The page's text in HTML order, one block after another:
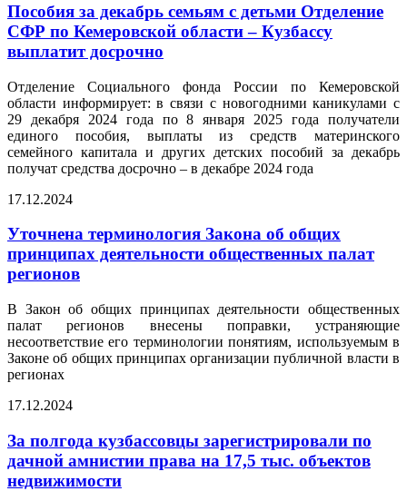
Пособия за декабрь семьям с детьми Отделение
СФР по Кемеровской области – Кузбассу
выплатит досрочно
Отделение Социального фонда России по Кемеровской
области информирует: в связи с новогодними каникулами с
29 декабря 2024 года по 8 января 2025 года получатели
единого пособия, выплаты из средств материнского
семейного капитала и других детских пособий за декабрь
получат средства досрочно – в декабре 2024 года
17.12.2024
Уточнена терминология Закона об общих
принципах деятельности общественных палат
регионов
В Закон об общих принципах деятельности общественных
палат регионов внесены поправки, устраняющие
несоответствие его терминологии понятиям, используемым в
Законе об общих принципах организации публичной власти в
регионах
17.12.2024
За полгода кузбассовцы зарегистрировали по
дачной амнистии права на 17,5 тыс. объектов
недвижимости